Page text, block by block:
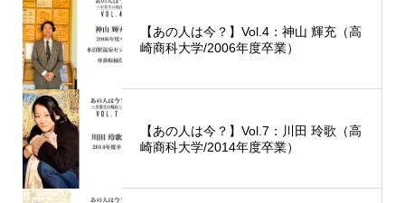
【あの人は今？】Vol.4：神山 輝充（高
崎商科大学/2006年度卒業）
【あの人は今？】Vol.7：川田 玲歌（高
崎商科大学/2014年度卒業）